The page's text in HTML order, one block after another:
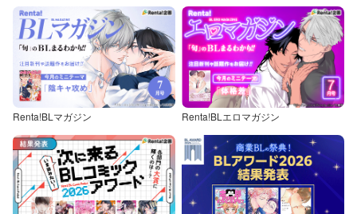
Renta!BLマガジン Renta!BLエロマガジン